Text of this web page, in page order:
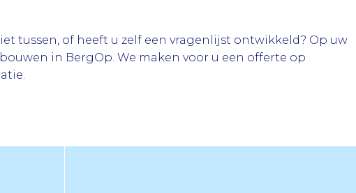
tussen, of heeft u zelf een vragenlijst ontwikkeld? Op uw
in BergOp. We maken voor u een offerte op